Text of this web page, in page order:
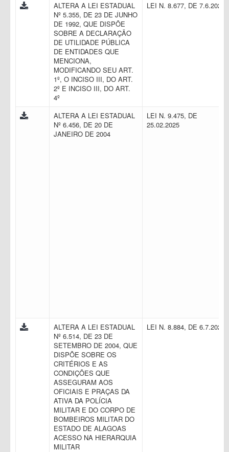
ALTERA A LEI ESTADUAL
Nº 5.355, DE 23 DE JUNHO
DE 1992, QUE DISPÕE
SOBRE A DECLARAÇÃO
DE UTILIDADE PÚBLICA
DE ENTIDADES QUE
MENCIONA,
MODIFICANDO SEU ART.
1º, O INCISO III, DO ART.
2º E INCISO III, DO ART.
4º
LEI N. 8.677, DE 7.6.2022
ALTERA A LEI ESTADUAL
Nº 6.456, DE 20 DE
JANEIRO DE 2004
LEI N. 9.475, DE
25.02.2025
ALTERA A LEI ESTADUAL
Nº 6.514, DE 23 DE
SETEMBRO DE 2004, QUE
DISPÕE SOBRE OS
CRITÉRIOS E AS
CONDIÇÕES QUE
ASSEGURAM AOS
OFICIAIS E PRAÇAS DA
ATIVA DA POLÍCIA
MILITAR E DO CORPO DE
BOMBEIROS MILITAR DO
ESTADO DE ALAGOAS
ACESSO NA HIERARQUIA
MILITAR
LEI N. 8.884, DE 6.7.2023